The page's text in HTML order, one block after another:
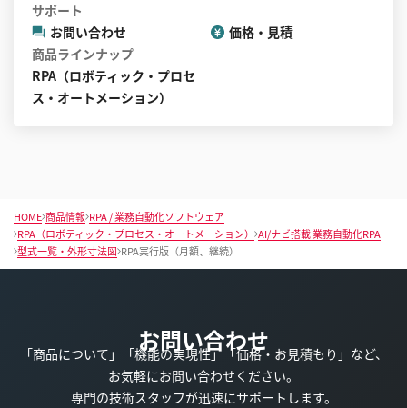
サポート
お問い合わせ
価格・見積
商品ラインナップ
RPA（ロボティック・プロセ
ス・オートメーション）
HOME 商品情報 RPA / 業務自動化ソフトウェア
RPA（ロボティック・プロセス・オートメーション）
AI/ナビ搭載 業務自動化RPA
型式一覧・外形寸法図 RPA実行版（月額、継続）
お問い合わせ
「商品について」「機能の実現性」「価格・お見積もり」など、
お気軽にお問い合わせください。
専門の技術スタッフが迅速にサポートします。